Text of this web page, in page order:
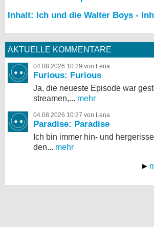
Inhalt: Ich und die Walter Boys -
AKTUELLE KOMMENTARE
04.08.2026 10:29 von Lena
Furious: Furious
Ja, die neueste Episode war
streamen,... mehr
04.08.2026 10:27 von Lena
Paradise: Paradise
Ich bin immer hin- und
den... mehr